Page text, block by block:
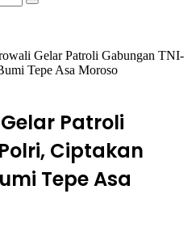
Search
Gelar Patroli Gabungan TNI-
Tepe Asa Moroso
Patroli
Ciptakan
Tepe Asa